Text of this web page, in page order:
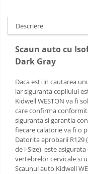
Descriere
Scaun auto cu
Dark Gray
Daca esti in cautarea
iar siguranta copilului
Kidwell WESTON va fi
care confirma
siguranta si garantia
fiecare calatorie va fi o
Datorita aprobarii
de i-Size), este
vertebrelor cervicale si
Scaunul auto Kidwell